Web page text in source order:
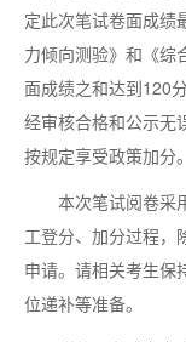
定此次笔试卷面成绩
力倾向测验》和《综
面成绩之和达到120
经审核合格和公示无
按规定享受政策加分。
本次笔试阅卷采
工登分、加分过程，
申请。请相关考生保
位递补等准备。